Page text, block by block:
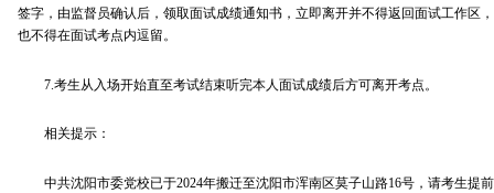
签字，由监督员确认后，领取面试成绩通知书，立即离开并不得返回面试工作区，
也不得在面试考点内逗留。
7.考生从入场开始直至考试结束听完本人面试成绩后方可离开考点。
相关提示：
中共沈阳市委党校已于2024年搬迁至沈阳市浑南区莫子山路16号，请考生提前